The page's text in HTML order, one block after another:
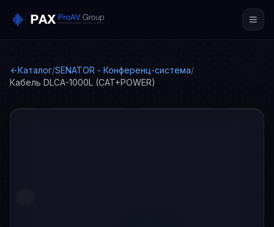
Каталог/SENATOR - Конференц-система/
Кабель DLCA-1000L (CAT+POWER)